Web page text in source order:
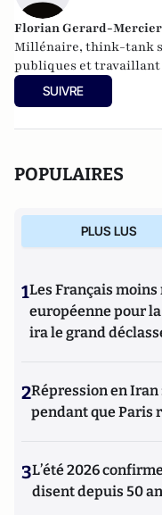
Florian Gerard-Mercier
Millénaire, think-tank
publiques et travaillant
SUIVRE
POPULAIRES
PLUS LUS
1Les Français
européenne pour
ira le grand
2Répression en Iran
pendant que Paris
3L’été 2026
disent depuis 50